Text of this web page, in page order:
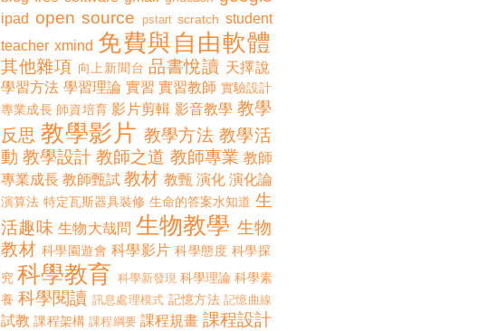
ipad open source pstart scratch student
teacher xmind 免費與自由軟體
其他雜項 向上新聞台 品書悅讀 天擇說
學習方法 學習理論 實習 實習教師 實驗設計
專業成長 師資培育 影片剪輯 影音教學 教學
反思 教學影片 教學方法 教學活
動 教學設計 教師之道 教師專業 教師
專業成長 教師甄試 教材 教甄 演化 演化論
演算法 特定瓦斯器具裝修 生命的答案水知道 生
活趣味 生物大哉問 生物教學 生物
教材 科學園遊會 科學影片 科學態度 科學探
究 科學教育 科學新發現 科學理論 科學素
養 科學閱讀 訊息處理模式 記憶方法 記憶曲線
試教 課程架構 課程綱要 課程規畫 課程設計